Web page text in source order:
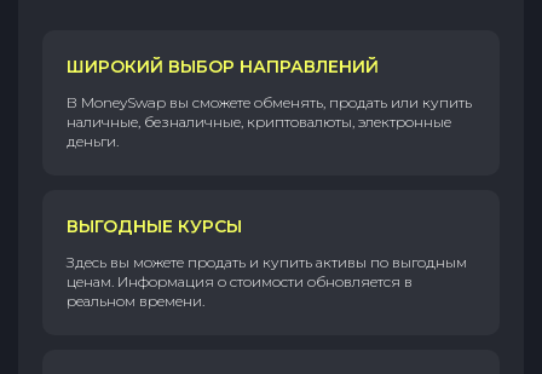
ШИРОКИЙ ВЫБОР НАПРАВЛЕНИЙ
В MoneySwap вы сможете обменять, продать или купить
наличные, безналичные, криптовалюты, электронные
деньги.
ВЫГОДНЫЕ КУРСЫ
Здесь вы можете продать и купить активы по выгодным
ценам. Информация о стоимости обновляется в
реальном времени.